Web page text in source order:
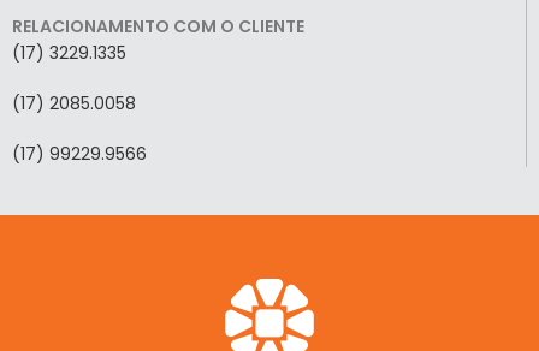
RELACIONAMENTO COM O CLIENTE
(17) 3229.1335
(17) 2085.0058
(17) 99229.9566